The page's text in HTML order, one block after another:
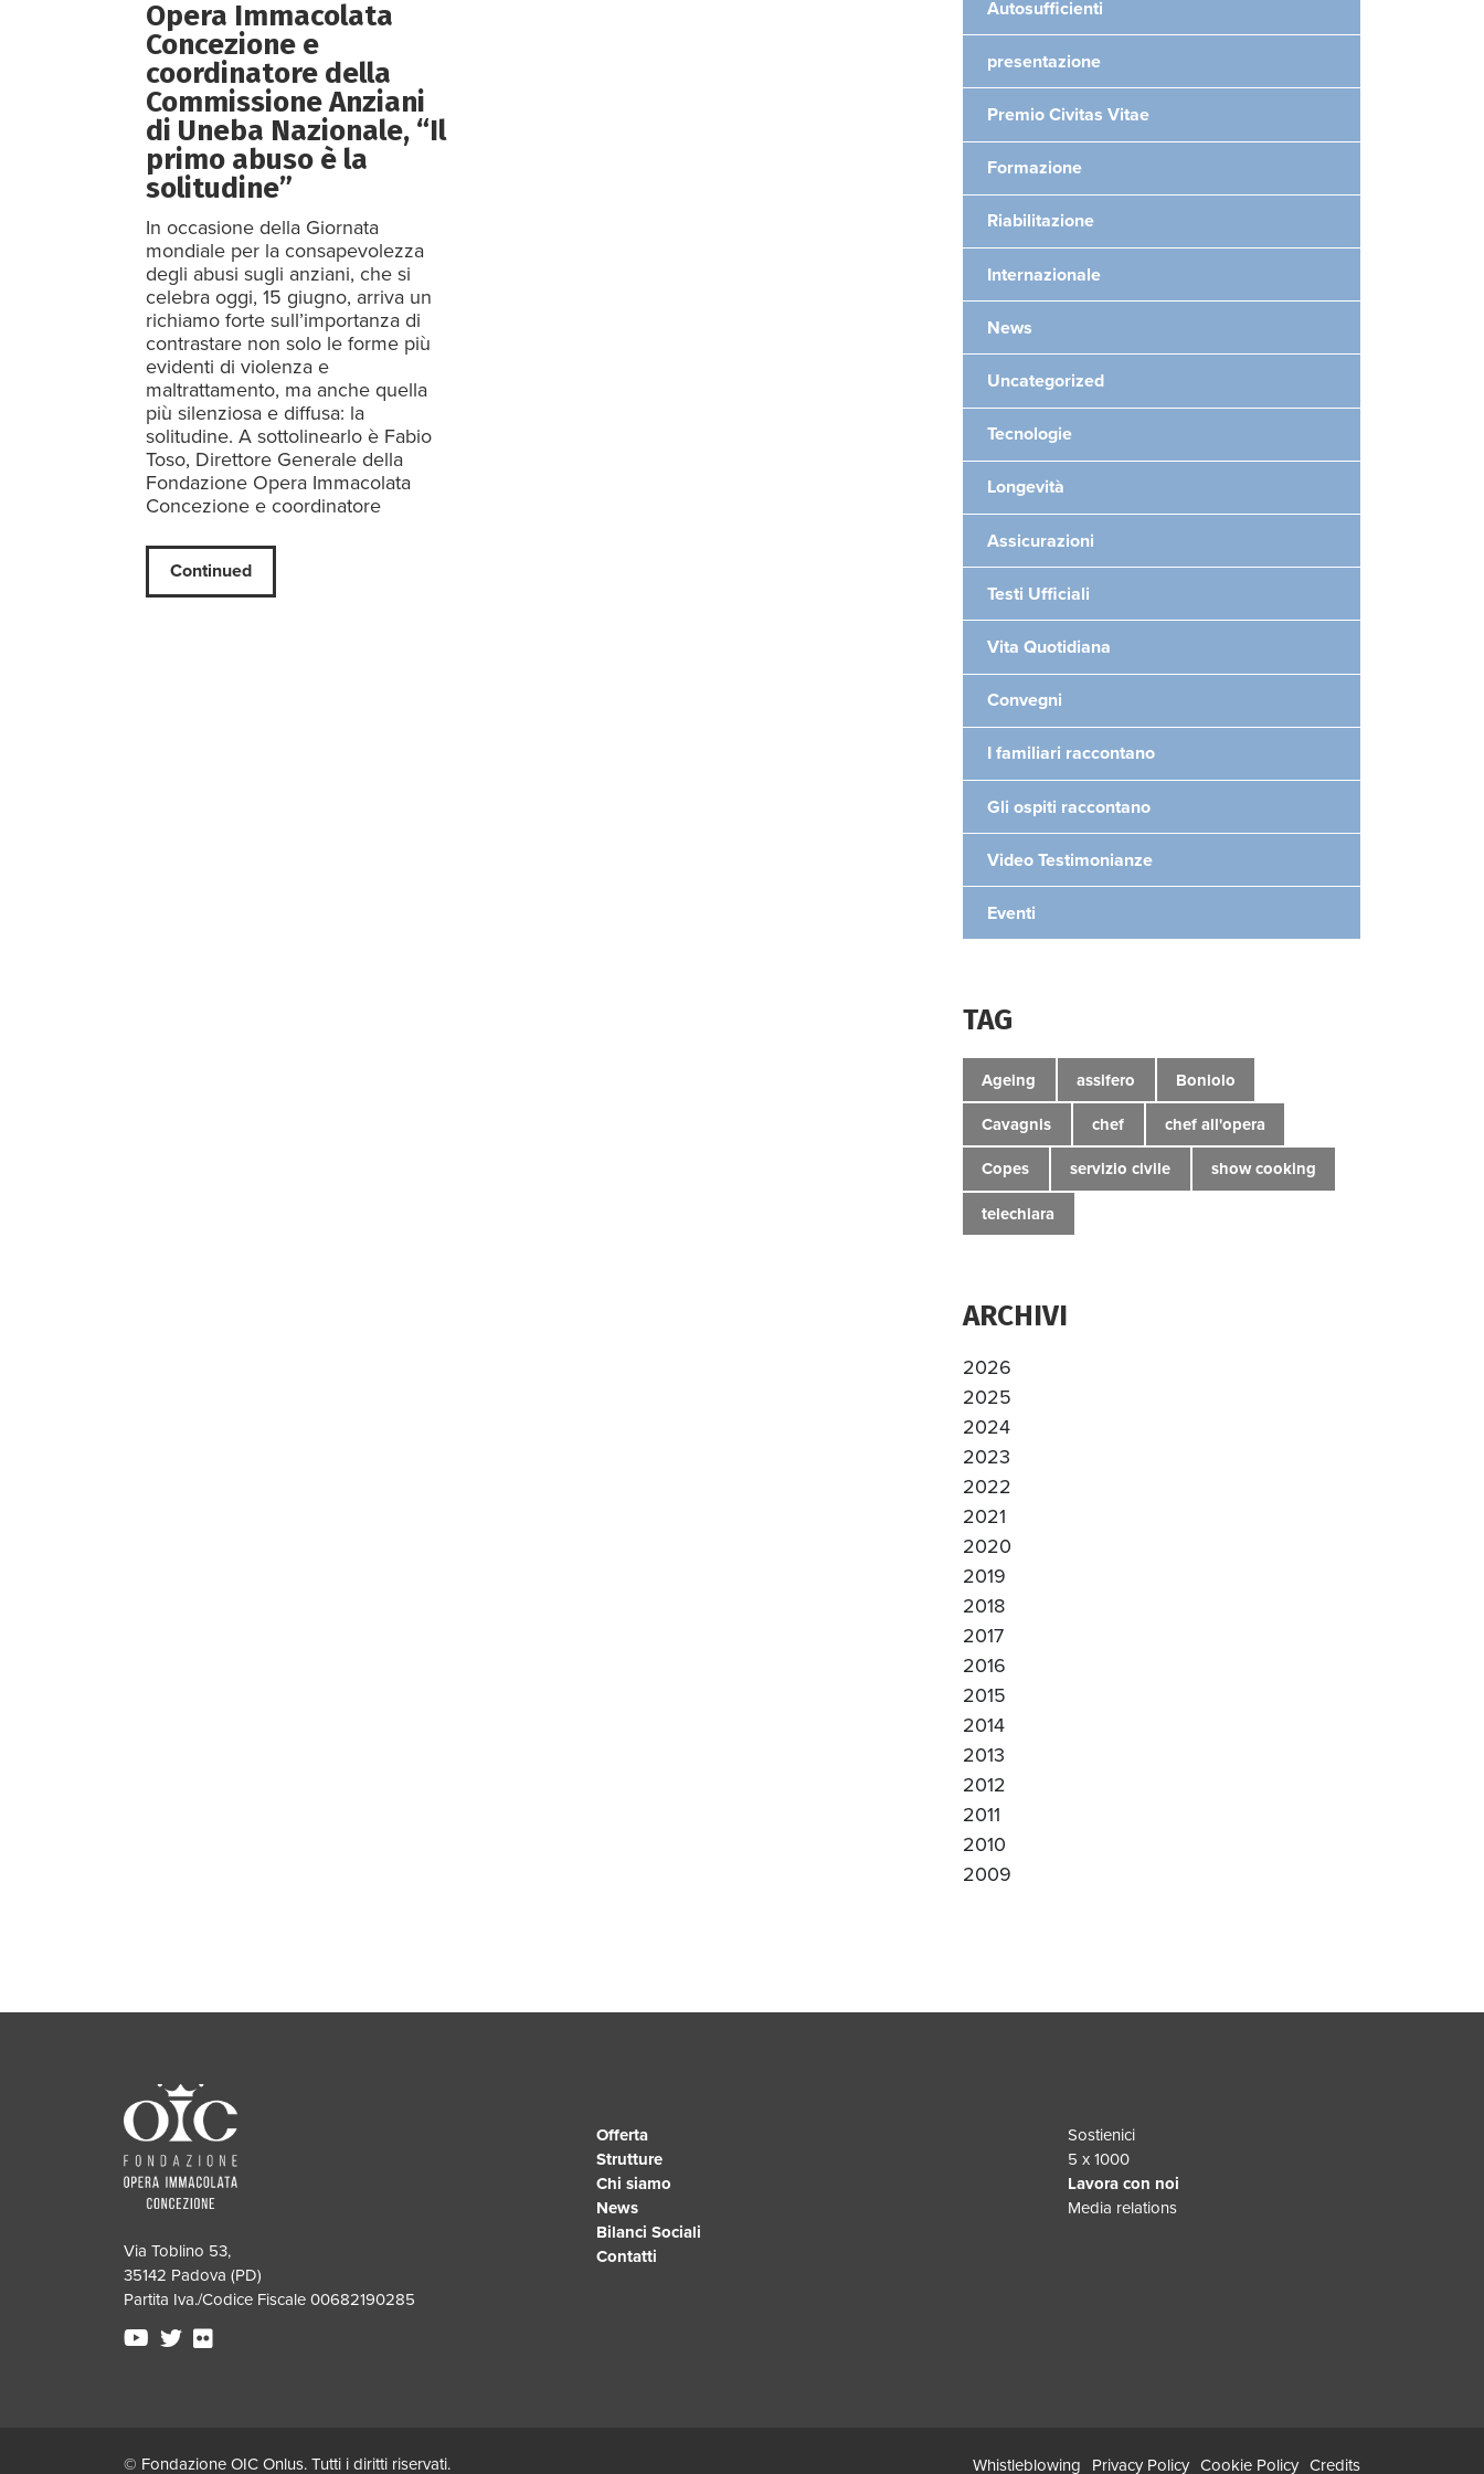
Opera Immacolata
Concezione e
coordinatore della
Commissione Anziani
di Uneba Nazionale, “Il
primo abuso è la
solitudine”
In occasione della Giornata
mondiale per la consapevolezza
degli abusi sugli anziani, che si
celebra oggi, 15 giugno, arriva un
richiamo forte sull’importanza di
contrastare non solo le forme più
evidenti di violenza e
maltrattamento, ma anche quella
più silenziosa e diffusa: la
solitudine. A sottolinearlo è Fabio
Toso, Direttore Generale della
Fondazione Opera Immacolata
Concezione e coordinatore
Continued
Autosufficienti
presentazione
Premio Civitas Vitae
Formazione
Riabilitazione
Internazionale
News
Uncategorized
Tecnologie
Longevità
Assicurazioni
Testi Ufficiali
Vita Quotidiana
Convegni
I familiari raccontano
Gli ospiti raccontano
Video Testimonianze
Eventi
TAG
Ageing assifero Boniolo
Cavagnis chef chef all'opera
Copes servizio civile show cooking
telechiara
ARCHIVI
2026
2025
2024
2023
2022
2021
2020
2019
2018
2017
2016
2015
2014
2013
2012
2011
2010
2009
Via Toblino 53,
35142 Padova (PD)
Partita Iva./Codice Fiscale 00682190285
Offerta
Strutture
Chi siamo
News
Bilanci Sociali
Contatti
Sostienici
5 x 1000
Lavora con noi
Media relations
© Fondazione OIC Onlus. Tutti i diritti riservati. Whistleblowing Privacy Policy Cookie Policy Credits